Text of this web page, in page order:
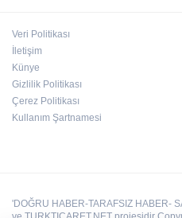
Veri Politikası
İletişim
Künye
Gizlilik Politikası
Çerez Politikası
Kullanım Şartnamesi
'DOĞRU HABER-TARAFSIZ HABER-